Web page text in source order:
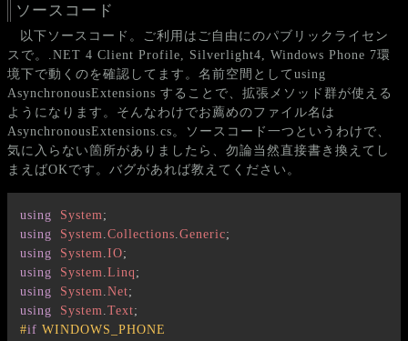
ソースコード
以下ソースコード。ご利用はご自由にのパブリックライセン
スで。.NET 4 Client Profile, Silverlight4, Windows Phone 7環
境下で動くのを確認してます。名前空間としてusing
AsynchronousExtensions することで、拡張メソッド群が使える
ようになります。そんなわけでお薦めのファイル名は
AsynchronousExtensions.cs。ソースコード一つというわけで、
気に入らない箇所がありましたら、勿論当然直接書き換えてし
まえばOKです。バグがあれば教えてください。
using System;
using
System.Collections.Generic;
using
System.IO;
using
System.Linq ;
using
System.Net;
using
System.Text;
#if WINDOWS_PHONE